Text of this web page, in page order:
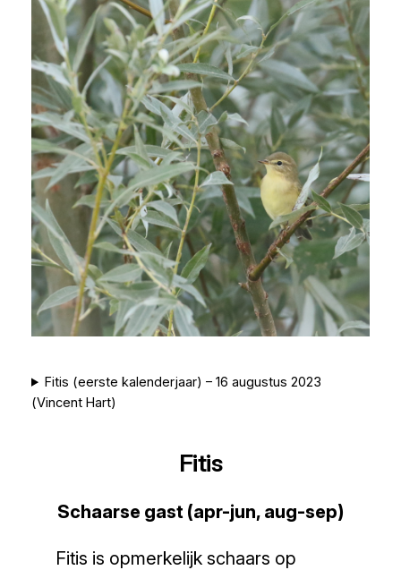
Fitis (eerste kalenderjaar) – 16 augustus 2023
(Vincent Hart)
Fitis
Schaarse gast (apr-jun, aug-sep)
Fitis is opmerkelijk schaars op